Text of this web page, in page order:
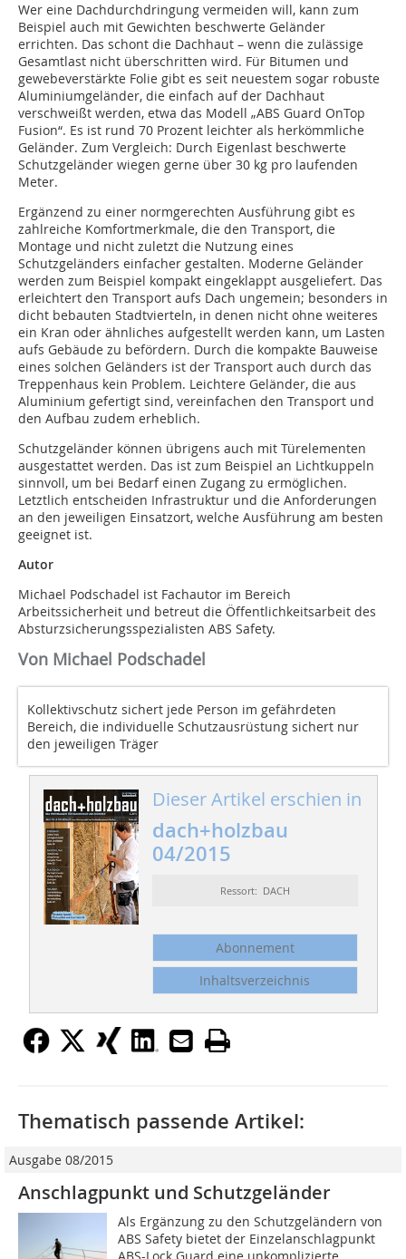
Wer eine Dachdurchdringung vermeiden will, kann zum
Beispiel auch mit Gewichten beschwerte Geländer
errichten. Das schont die Dachhaut – wenn die zulässige
Gesamtlast nicht überschritten wird. Für Bitumen und
gewebeverstärkte Folie gibt es seit neuestem sogar robuste
Aluminiumgeländer, die einfach auf der Dachhaut
verschweißt werden, etwa das Modell „ABS Guard OnTop
Fusion“. Es ist rund 70 Prozent leichter als herkömmliche
Geländer. Zum Vergleich: Durch Eigenlast beschwerte
Schutzgeländer wiegen gerne über 30 kg pro laufenden
Meter.
Ergänzend zu einer normgerechten Ausführung gibt es
zahlreiche Komfortmerkmale, die den Transport, die
Montage und nicht zuletzt die Nutzung eines
Schutzgeländers einfacher gestalten. Moderne Geländer
werden zum Beispiel kompakt eingeklappt ausgeliefert. Das
erleichtert den Transport aufs Dach ungemein; besonders in
dicht bebauten Stadtvierteln, in denen nicht ohne weiteres
ein Kran oder ähnliches aufgestellt werden kann, um Lasten
aufs Gebäude zu befördern. Durch die kompakte Bauweise
eines solchen Geländers ist der Transport auch durch das
Treppenhaus kein Problem. Leichtere Geländer, die aus
Aluminium gefertigt sind, vereinfachen den Transport und
den Aufbau zudem erheblich.
Schutzgeländer können übrigens auch mit Türelementen
ausgestattet werden. Das ist zum Beispiel an Lichtkuppeln
sinnvoll, um bei Bedarf einen Zugang zu ermöglichen.
Letztlich entscheiden Infrastruktur und die Anforderungen
an den jeweiligen Einsatzort, welche Ausführung am besten
geeignet ist.
Autor
Michael Podschadel ist Fachautor im Bereich
Arbeitssicherheit und betreut die Öffentlichkeitsarbeit des
Absturzsicherungsspezialisten ABS Safety.
Von Michael Podschadel
Kollektivschutz sichert jede Person im gefährdeten
Bereich, die individuelle Schutzausrüstung sichert nur
den jeweiligen Träger
Dieser Artikel erschien in
dach+holzbau
04/2015
Ressort: DACH
Abonnement
Inhaltsverzeichnis
Thematisch passende Artikel:
Ausgabe 08/2015
Anschlagpunkt und Schutzgeländer
Als Ergänzung zu den Schutzgeländern von
ABS Safety bietet der Einzelanschlagpunkt